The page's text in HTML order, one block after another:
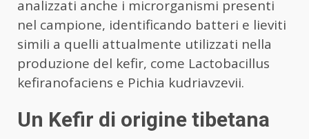
analizzati anche i microrganismi presenti
nel campione, identificando batteri e lieviti
simili a quelli attualmente utilizzati nella
produzione del kefir, come Lactobacillus
kefiranofaciens e Pichia kudriavzevii.
Un Kefir di origine tibetana